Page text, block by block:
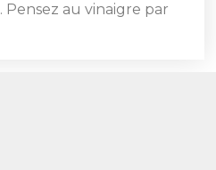
Pensez au vinaigre par